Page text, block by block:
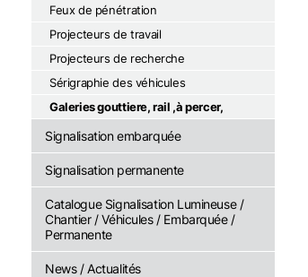
Feux de pénétration
Projecteurs de travail
Projecteurs de recherche
Sérigraphie des véhicules
Galeries gouttiere, rail ,à percer,
Signalisation embarquée
Signalisation permanente
Catalogue Signalisation Lumineuse /
Chantier / Véhicules / Embarquée /
Permanente
News / Actualités